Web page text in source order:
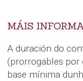
MÁIS
A duración do
(prorrogables por
base mínima